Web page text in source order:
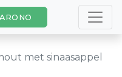
met sinaasappel